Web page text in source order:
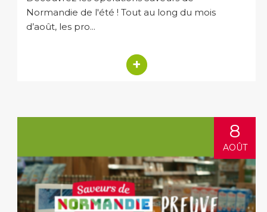
Normandie de l'été ! Tout au long du mois
d’août, les pro...
+
8
AOÛT